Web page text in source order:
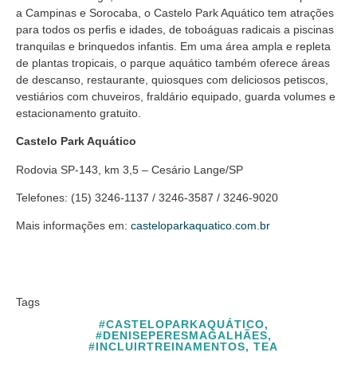
a Campinas e Sorocaba, o Castelo Park Aquático tem atrações
para todos os perfis e idades, de toboáguas radicais a piscinas
tranquilas e brinquedos infantis. Em uma área ampla e repleta
de plantas tropicais, o parque aquático também oferece áreas
de descanso, restaurante, quiosques com deliciosos petiscos,
vestiários com chuveiros, fraldário equipado, guarda volumes e
estacionamento gratuito.
Castelo Park Aquático
Rodovia SP-143, km 3,5 – Cesário Lange/SP
Telefones: (15) 3246-1137 / 3246-3587 / 3246-9020
Mais informações em: casteloparkaquatico.com.br
Tags
#CASTELOPARKAQUÁTICO,
#DENISEPERESMAGALHÃES,
#INCLUIRTREINAMENTOS, TEA